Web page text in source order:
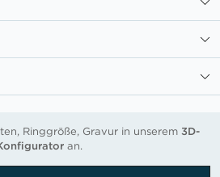
Ringgröße, Gravur in unserem 3D-
an.